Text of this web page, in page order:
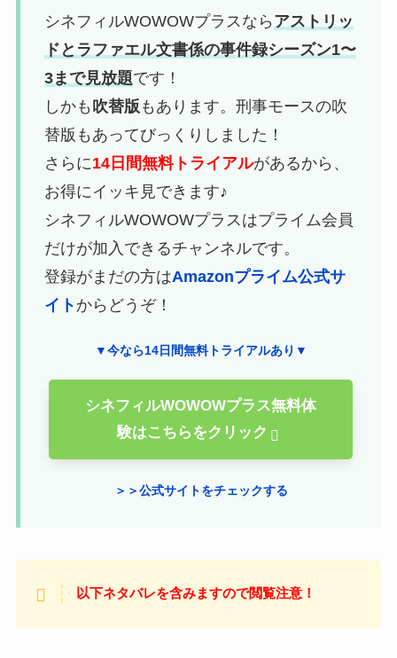
シネフィルWOWOWプラスなら アストリッ
ドとラファエル文書係の事件録シーズン1〜
3まで見放題です！
しかも 吹替版 もあります。刑事モースの吹
替版もあってびっくりしました！
さらに14日間無料トライアルがあるから、
お得にイッキ見できます♪
シネフィルWOWOWプラスはプライム会員
だけが加入できるチャンネルです。
登録がまだの方はAmazonプライム公式サ
イト からどうぞ！
▼今なら14日間無料トライアルあり▼
シネフィルWOWOWプラス無料体
験はこちらをクリック
＞＞公式サイトをチェックする
以下ネタバレを含みますので閲覧注意！